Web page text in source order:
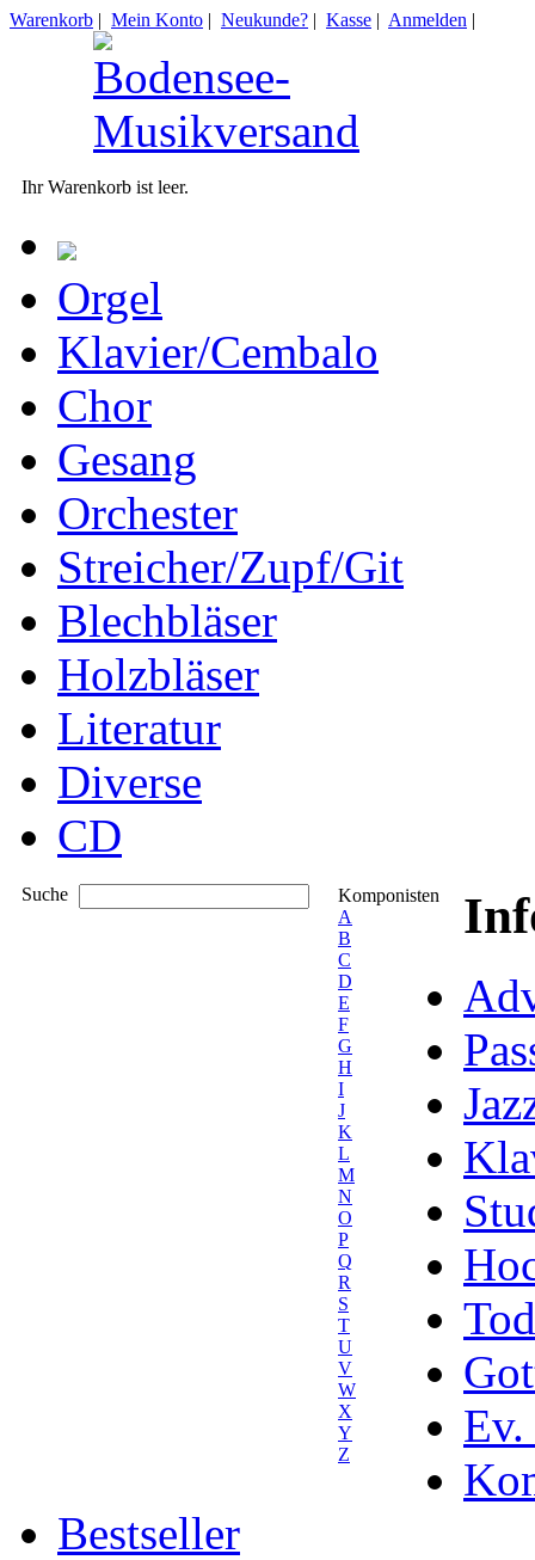
Warenkorb | Mein Konto | Neukunde? | Kasse | Anmelden |
Ihr Warenkorb ist leer.
Orgel
Klavier/Cembalo
Chor
Gesang
Orchester
Streicher/Zupf/Git
Blechbläser
Holzbläser
Literatur
Diverse
CD
Suche
Komponisten
A
B
C
D
E
F
G
H
I
J
K
L
M
N
O
P
Q
R
S
T
U
V
W
X
Y
Z
Ev.
Bestseller